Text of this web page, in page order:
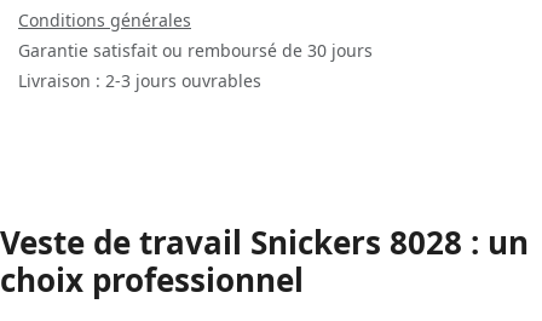
Conditions générales
Garantie satisfait ou remboursé de 30 jours
Livraison : 2-3 jours ouvrables
Veste de travail Snickers 8028 : un
choix professionnel